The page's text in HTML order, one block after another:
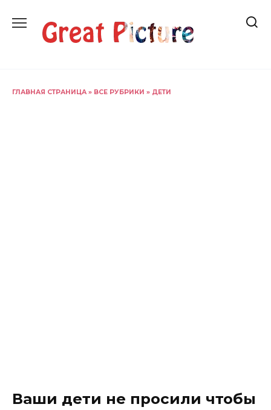
содержанию
ГЛАВНАЯ СТРАНИЦА » ВСЕ РУБРИКИ » ДЕТИ
Ваши дети не просили чтобы